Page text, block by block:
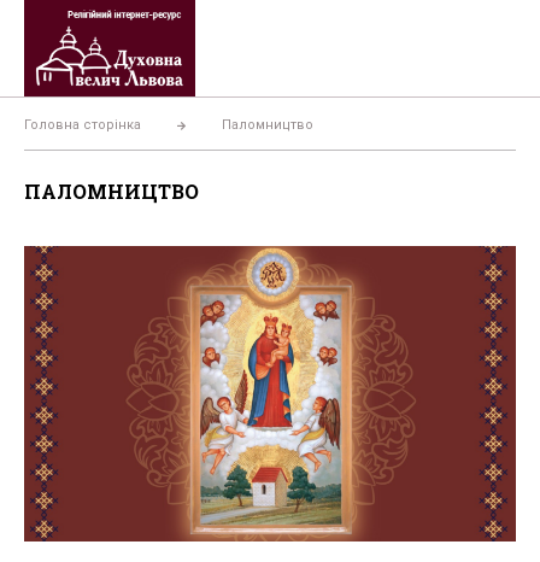
Перейти
вмісту
Головна сторінка Паломництво
ПАЛОМНИЦТВО